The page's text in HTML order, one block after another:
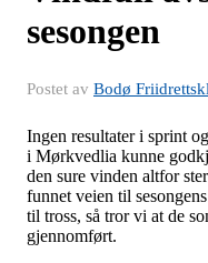
sesongen
Postet av Bodø
Ingen resultater i sprint
i Mørkvedlia kunne
den sure vinden altfor
funnet veien til
til tross, så tror vi at de
gjennomført.